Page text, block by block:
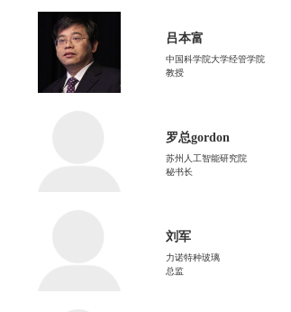
吕本富
中国科学院大学经管学院
教授
罗总gordon
苏州人工智能研究院
秘书长
刘军
力诺特种玻璃
总监